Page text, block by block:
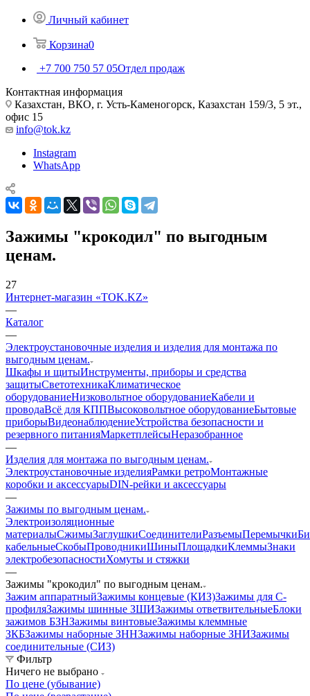
Личный кабинет
Корзина0
+7 700 750 57 05Отдел продаж
Контактная информация
Казахстан, ВКО, г. Усть-Каменогорск, Казахстан 159/3, 5 эт.,
офис 15
info@tok.kz
Instagram
WhatsApp
Зажимы "крокодил" по выгодным
ценам.
27
Интернет-магазин «TOK.KZ»
—
Каталог
—
Электроустановочные изделия и изделия для монтажа по
выгодным ценам.
Шкафы и щитыИнструменты, приборы и средства
защитыСветотехникаКлиматическое
оборудованиеНизковольтное оборудованиеКабели и
проводаВсё для КППВысоковольтное оборудованиеБытовые
приборыВидеонаблюдениеУстройства безопасности и
резервного питанияМаркетплейсыНеразобранное
—
Изделия для монтажа по выгодным ценам.
Электроустановочные изделияРамки ретроМонтажные
коробки и аксессуарыDIN-рейки и аксессуары
—
Зажимы по выгодным ценам.
Электроизоляционные
материалыСжимыЗаглушкиСоединителиРазъемыПеремычки
кабельныеСкобыПроводникиШиныПлощадкиКлеммыЗнаки
электробезопасностиХомуты и стяжки
—
Зажимы "крокодил" по выгодным ценам.
Зажим аппаратныйЗажимы концевые (КИЗ)Зажимы для С-
профиляЗажимы шинные ЗШИЗажимы ответвительныеБлоки
зажимов БЗНЗажимы винтовыеЗажимы клеммные
ЗКБЗажимы наборные ЗННЗажимы наборные ЗНИЗажимы
соединительные (СИЗ)
Фильтр
Ничего не выбрано
По цене (убывание)